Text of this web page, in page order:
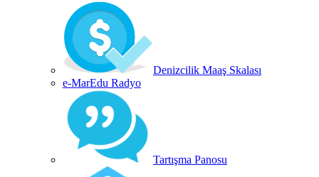
Denizcilik Maaş Skalası
e-MarEdu Radyo
Tartışma Panosu